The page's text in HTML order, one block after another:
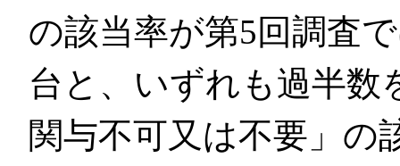
の該当率が第5回調査
台と、いずれも過半数
関与不可又は不要」の